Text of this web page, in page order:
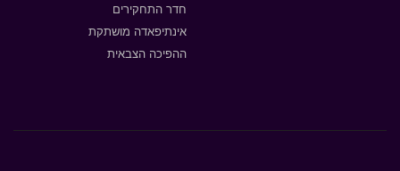
חדר התחקירים
אינתיפאדה מושתקת
ההפיכה הצבאית